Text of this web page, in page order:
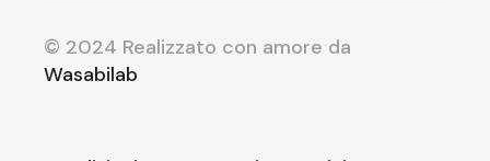
© 2024 Realizzato con amore da
Wasabilab